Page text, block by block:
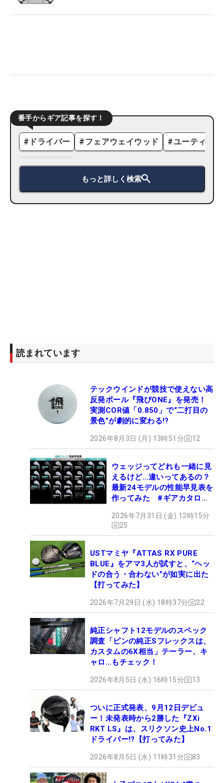
番手からギア記事を探す！
# ドライバー #フェアウェイウッド #ユーティリ
もっと詳しく検索
読まれています
テックウインドが競技で使えない高
反発ボール『飛びONE』を発売！
実測COR値「0.850」で“二打目の
景色”が劇的に変わる!?
2026年8月3日 (月) 13時51分 12
ウェッジってどれも一緒に見
えるけど…違いってあるの？
最新24モデルの性能早見表を
作ってみた #ギアカタログ
2026年7月31日 (金) 12時15分
25
USTマミヤ『ATTAS RX PURE
BLUE』をアマ3人が試すと、“ヘッ
ドの合う・合わない”が如実に出た
【打ってみた】
2026年7月29日 (水) 18時37分 22
純正シャフト12モデルのスペック
調査「ピンの純正Sフレックスは、
カスタムの6X相当」テーラー、キ
ャロ…もチェック！
2026年8月5日 (水) 16時15分 13
ついに正式発表、9月12日デビュ
ー！未発表時から2勝した『ZXi
RKT LS』は、スリクソン史上No.1
ドライバー!?【打ってみた】
2026年8月5日 (水) 11時31分 83